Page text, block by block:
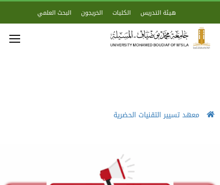
هيئة التدريس الكليات الخريجون البحث العلمي
معهد تسيير التقنيات الحضرية